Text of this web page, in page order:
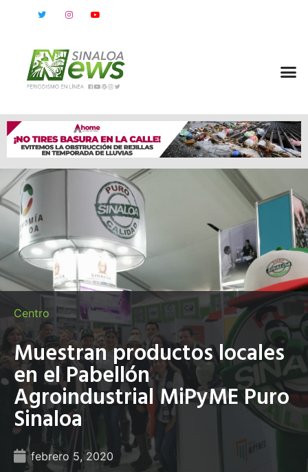
Centro
Muestran productos locales
en el Pabellón
Agroindustrial MiPyME Puro
Sinaloa
febrero 5, 2020